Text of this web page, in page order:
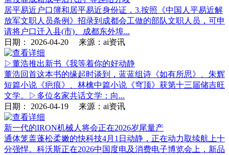
居平易近户口簿和居平易近身份证，3.按照《中国人平易近解
放军文职人员条例》招录到成都会工做的部队文职人员，可申
请将户口迁入县(市)、成都东外埠...
日期： 2026-04-20 来源：ai资讯
▷董浩推出新书《我等着你的好动静
董浩回首这本书的缘起时谈到，蓝蓝组诗《如有所思》、朱辉
短篇小说《疤痕》、林檎中篇小说《穹顶》获第十三届储吉旺
文学。▷多位名家共话文学：向...
日期： 2026-04-19 来源：ai资讯
新一代的IRON机械人将会正在2026岁尾量产
通体笼盖蓬松柔嫩的快科技4月1日动静，正在动力取续航上十
分强悍。科沃斯正在2026中国度电及消费电子博览会上，新品